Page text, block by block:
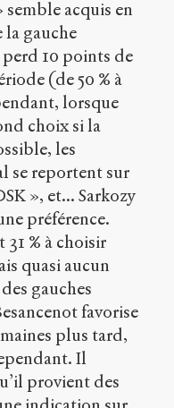
semble acquis en
la gauche
10 points de
(de 50 % à
lorsque
choix si la
les
se reportent sur
», et... Sarkozy
préférence.
31 % à choisir
quasi aucun
gauches
favorise
plus tard,
Il
provient des